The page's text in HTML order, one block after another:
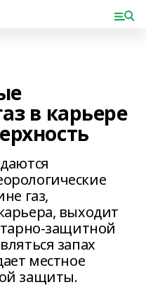
в карьере
газ,
выходит
защитной
запах
местное
защиты.